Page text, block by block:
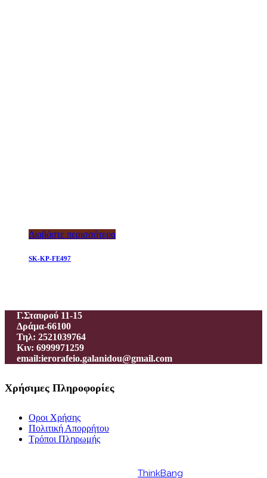
Διαβάστε περισσότερα
SK-KP-FE497
Γ.Σταυρού 11-15
Δράμα-66100
Τηλ: 2521039764
Κιν: 6999971259
email:ierorafeio.galanidou@gmail.com
Χρήσιμες Πληροφορίες
Οροι Χρήσης
Πολιτική Απορρήτου
Τρόποι Πληρωμής
ThinkBang